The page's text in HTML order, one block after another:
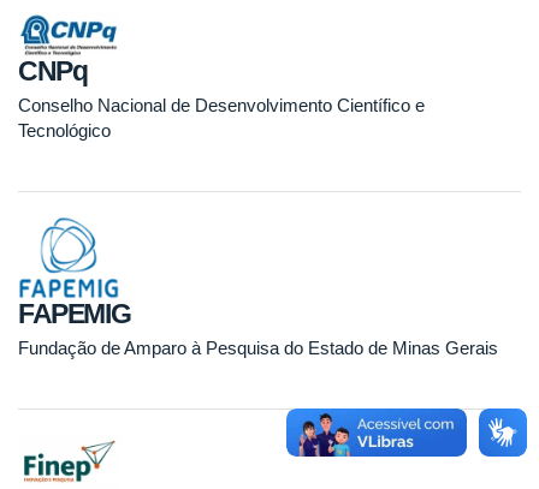
CNPq
Conselho Nacional de Desenvolvimento Científico e
Tecnológico
FAPEMIG
Fundação de Amparo à Pesquisa do Estado de Minas Gerais